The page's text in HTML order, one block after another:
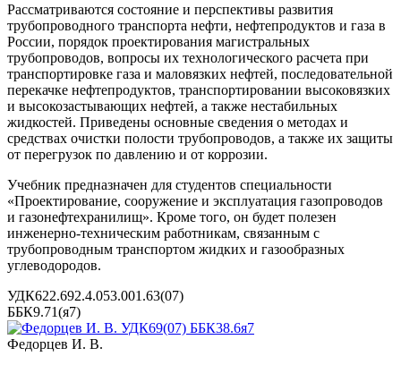
Рассматриваются состояние и перспективы развития
трубопроводного транспорта нефти, нефтепродуктов и газа в
России, порядок проектирования магистральных
трубопроводов, вопросы их технологического расчета при
транспортировке газа и маловязких нефтей, последовательной
перекачке нефтепродуктов, транспортировании высоковязких
и высокозастывающих нефтей, а также нестабильных
жидкостей. Приведены основные сведения о методах и
средствах очистки полости трубопроводов, а также их защиты
от перегрузок по давлению и от коррозии.
Учебник предназначен для студентов специальности
«Проектирование, сооружение и эксплуатация газопроводов
и газонефтехранилищ». Кроме того, он будет полезен
инженерно-техническим работникам, связанным с
трубопроводным транспортом жидких и газообразных
углеводородов.
УДК622.692.4.053.001.63(07)
ББК9.71(я7)
Федорцев И. В.